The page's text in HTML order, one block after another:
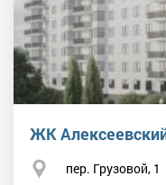
ЖК
пер. Грузовой, 1